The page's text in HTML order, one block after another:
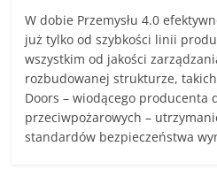
W dobie Przemysłu 4.0
już tylko od szybkości linii
wszystkim od jakości
rozbudowanej strukturze, takich
Doors – wiodącego producenta
przeciwpożarowych –
standardów bezpieczeństwa